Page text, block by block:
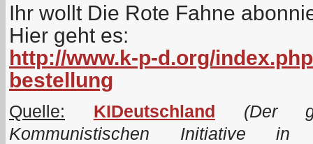
Ihr wollt Die Rote Fahne
Hier geht es:
http://www.k-p-d.org/
bestellung
Quelle: KIDeutschland (Der
Kommunistischen Initiative